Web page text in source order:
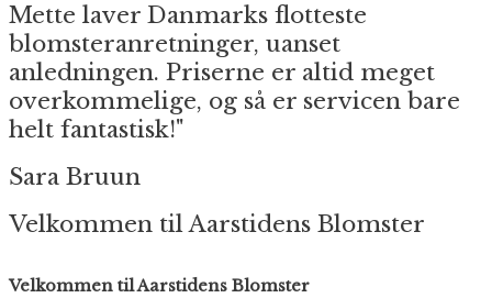
Mette laver Danmarks flotteste
blomsteranretninger, uanset
anledningen. Priserne er altid meget
overkommelige, og så er servicen bare
helt fantastisk!"
Sara Bruun
Velkommen til Aarstidens Blomster
Velkommen til Aarstidens Blomster